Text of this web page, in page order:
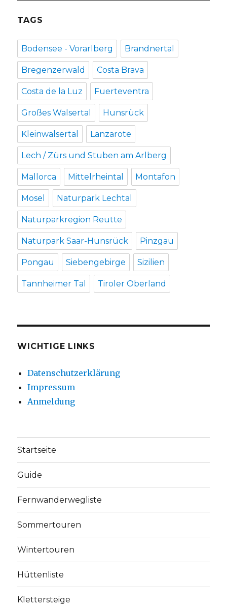
TAGS
Bodensee - Vorarlberg Brandnertal
Bregenzerwald Costa Brava
Costa de la Luz Fuerteventra
Großes Walsertal Hunsrück
Kleinwalsertal Lanzarote
Lech / Zürs und Stuben am Arlberg
Mallorca Mittelrheintal Montafon
Mosel Naturpark Lechtal
Naturparkregion Reutte
Naturpark Saar-Hunsrück Pinzgau
Pongau Siebengebirge Sizilien
Tannheimer Tal Tiroler Oberland
WICHTIGE LINKS
Datenschutzerklärung
Impressum
Anmeldung
Startseite
Guide
Fernwanderwegliste
Sommertouren
Wintertouren
Hüttenliste
Klettersteige